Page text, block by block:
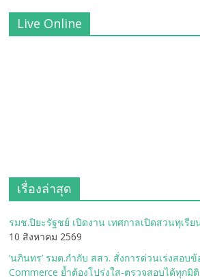
Live Online
เรื่องล่าสุด
รมช.ปิยะรัฐชย์ เปิดงาน เทศกาลเปิดสวนทุเรีย
10 สิงหาคม 2569
‘นภินทร’ รมต.กำกับ สสว. สั่งการด่วนเร่งสอบข้
Commerce ย้ำต้องโปร่งใส-ตรวจสอบได้ทุกมิติ